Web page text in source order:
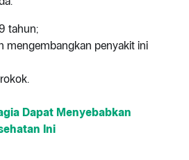
tahun;
mengembangkan penyakit ini
Dapat Menyebabkan
Ini